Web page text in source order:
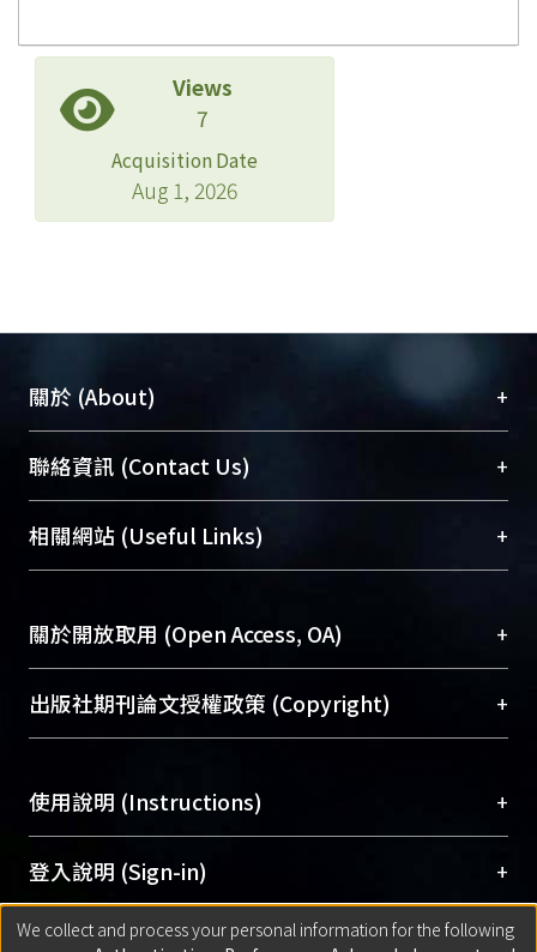
Views
7
Acquisition Date
Aug 1, 2026
關於 (About) +
臺大位居世界頂尖大學之列，為永久珍藏及向國際
展現本校豐碩的研究成果及學術能量，圖書館整合
機構典藏（NTUR）與學術庫（AH）不同功能平
台，成為臺大學術典藏NTU scholars。期能整合研
成果。
To permanently archive and promote researcher
profiles and scholarly works, Library integrates the
services of “NTU Repository” with “Academic
聯絡資訊 (Contact Us) +
總館學科館員(Main Library)
醫學圖書館學科館員(Medical Library)
Sciences Library)
相關網站 (Useful Links) +
關於開放取用 (Open Access, OA) +
開放取用是從使用者角度提升資訊取用性的社會運
動，應用在學術研究上是透過將研究著作公開供使
用逐年攀升。同時可加速研究發展、提升研究影響
Archive）平台。 （點選深入了解OA）
出版社期刊論文授權政策 (Copyright) +
含部分內容的版權非匯入者所有，或由第三方贊
助與合作完成，請確認該版權所有者及第三方同
意提供此授權。
Please represent that the submission is your
original work, and that you have the right to
使用說明 (Instructions) +
網站簡介(Quickstart Guide)
使用手冊(Instruction Manual)
線上預約服務(Booking Service)
登入說明 (Sign-in) +
方案一：臺灣大學計算機中心帳號登入
匯入著作 (Submission) +
We collect and process your personal information for the following